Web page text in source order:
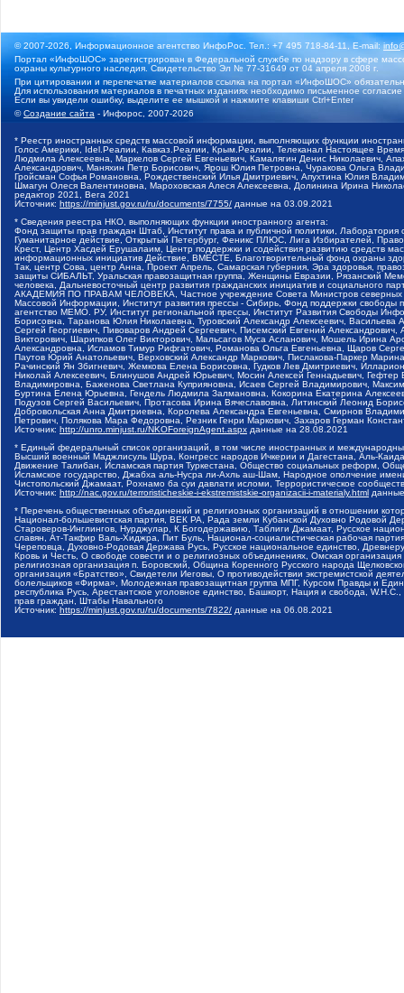
© 2007-2026, Информационное агентство ИнфоРос. Тел.: +7 495 718-84-11, E-mail:
Портал «ИнфоШОС» зарегистрирован в Федеральной службе по надзору в сфере
охраны культурного наследия. Свидетельство Эл № 77-31649 от 04 апреля 2008 г.
При цитировании и перепечатке материалов ссылка на портал «ИнфоШОС»
Для использования материалов в печатных изданиях необходимо письменное
Если вы увидели ошибку, выделите ее мышкой и нажмите клавиши Ctrl+Enter
©Создание сайта - Инфорос, 2007-2026
* Реестр иностранных средств массовой информации, выполняющих функции
Голос Америки, Idel.Реалии, Кавказ.Реалии, Крым.Реалии, Телеканал Настоящее
Людмила Алексеевна, Маркелов Сергей Евгеньевич, Камалягин Денис Николаевич,
Александрович, Маняхин Петр Борисович, Ярош Юлия Петровна, Чуракова Ольга
Гройсман Софья Романовна, Рождественский Илья Дмитриевич, Апухтина Юлия
Шмагун Олеся Валентиновна, Мароховская Алеся Алексеевна, Долинина Ирина
редактор 2021, Вега 2021
Источник: https://minjust.gov.ru/ru/documents/7755/ данные на 03.09.2021
* Сведения реестра НКО, выполняющих функции иностранного агента:
Фонд защиты прав граждан Штаб, Институт права и публичной политики,
Гуманитарное действие, Открытый Петербург, Феникс ПЛЮС, Лига Избирателей,
Крест, Центр Хасдей Ерушалаим, Центр поддержки и содействия развитию средств
информационных инициатив Действие, ВМЕСТЕ, Благотворительный фонд охраны
Так, центр Сова, центр Анна, Проект Апрель, Самарская губерния, Эра здоровья,
защиты СИБАЛЬТ, Уральская правозащитная группа, Женщины Евразии, Рязанский
человека, Дальневосточный центр развития гражданских инициатив и социального
АКАДЕМИЯ ПО ПРАВАМ ЧЕЛОВЕКА, Частное учреждение Совета Министров северных
Массовой Информации, Институт развития прессы - Сибирь, Фонд поддержки
агентство МЕМО. РУ, Институт региональной прессы, Институт Развития Свободы
Борисовна, Таранова Юлия Николаевна, Туровский Александр Алексеевич,
Сергей Георгиевич, Пивоваров Андрей Сергеевич, Писемский Евгений
Викторович, Шарипков Олег Викторович, Мальсагов Муса Асланович, Мошель Ирина
Александровна, Исламов Тимур Рифгатович, Романова Ольга Евгеньевна, Щаров
Паутов Юрий Анатольевич, Верховский Александр Маркович, Пислакова-Паркер
Рачинский Ян Збигневич, Жемкова Елена Борисовна, Гудков Лев Дмитриевич,
Николай Алексеевич, Блинушов Андрей Юрьевич, Мосин Алексей Геннадьевич,
Владимировна, Баженова Светлана Куприяновна, Исаев Сергей Владимирович,
Буртина Елена Юрьевна, Гендель Людмила Залмановна, Кокорина Екатерина
Подузов Сергей Васильевич, Протасова Ирина Вячеславовна, Литинский Леонид
Добровольская Анна Дмитриевна, Королева Александра Евгеньевна, Смирнов
Петрович, Полякова Мара Федоровна, Резник Генри Маркович, Захаров Герман
Источник: http://unro.minjust.ru/NKOForeignAgent.aspx данные на 28.08.2021
* Единый федеральный список организаций, в том числе иностранных и
Высший военный Маджлисуль Шура, Конгресс народов Ичкерии и Дагестана, Аль-
Движение Талибан, Исламская партия Туркестана, Общество социальных реформ,
Исламское государство, Джабха аль-Нусра ли-Ахль аш-Шам, Народное ополчение
Чистопольский Джамаат, Рохнамо ба суи давлати исломи, Террористическое
Источник: http://nac.gov.ru/terroristicheskie-i-ekstremistskie-organizacii-i-materialy.html
* Перечень общественных объединений и религиозных организаций в отношении
Национал-большевистская партия, ВЕК РА, Рада земли Кубанской Духовно Родовой
Староверов-Инглингов, Нурджулар, К Богодержавию, Таблиги Джамаат, Русское
славян, Ат-Такфир Валь-Хиджра, Пит Буль, Национал-социалистическая рабочая
Череповца, Духовно-Родовая Держава Русь, Русское национальное единство,
Кровь и Честь, О свободе совести и о религиозных объединениях, Омская
религиозная организация п. Боровский, Община Коренного Русского народа
организация «Братство», Свидетели Иеговы, О противодействии экстремистской
болельщиков «Фирма», Молодежная правозащитная группа МПГ, Курсом Правды и
республика Русь, Арестантское уголовное единство, Башкорт, Нация и свобода,
прав граждан, Штабы Навального
Источник: https://minjust.gov.ru/ru/documents/7822/ данные на 06.08.2021